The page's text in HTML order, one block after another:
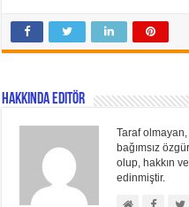
Hakkında Editör
Taraf
bağımsız
olup, hakkın
edinmiştir.